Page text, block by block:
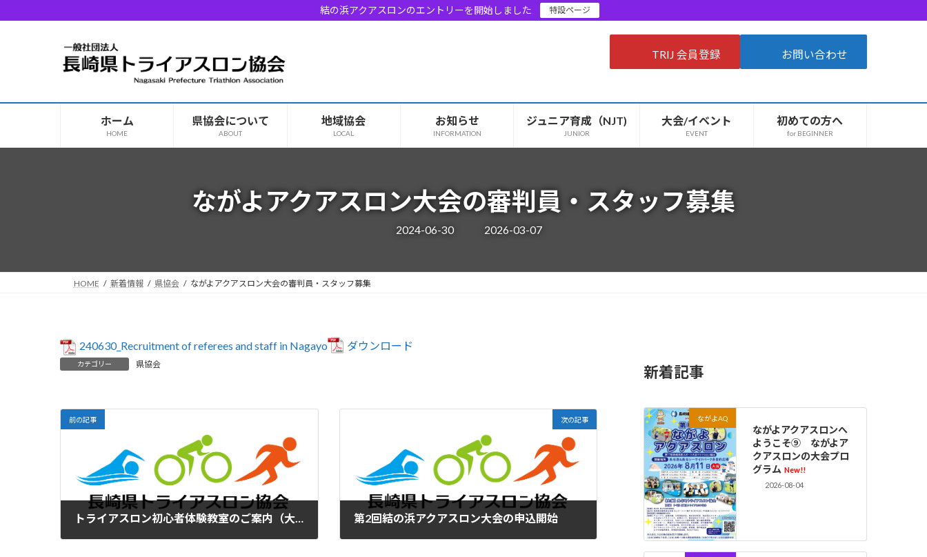
へ
ッ
ョ
移
結の浜アクアスロンのエントリーを開始しました 特設ページ
TRIJ 会員登録 お問い合わせ
ホーム
HOME
県協会について
ABOUT
地域協会
LOCAL
お知らせ
INFORMATION
ジュニア育成（NJT)
JUNIOR
大会/イベント
EVENT
初めての方へ
for BEGINNER
ながよアクアスロン大会の審判員・スタッフ募集
2024-06-30
最
日
2026-03-07
HOME 新着情報 県協会 ながよアクアスロン大会の審判員・スタッフ募集
240630_Recruitment of referees and staff in Nagayo ダウンロード
カテゴリー 県協会
前の記事
トライアスロン初心者体験教室のご案内（大村市協会）
次の記事
第2回結の浜アクアスロン大会の申込開始
新着記事
ながよAQ
ながよアクアスロンへ
ようこそ⑨ ながよア
クアスロンの大会プロ
グラム New!!
2026-08-04